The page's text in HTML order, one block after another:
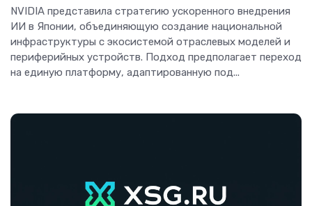
NVIDIA представила стратегию ускоренного внедрения
ИИ в Японии, объединяющую создание национальной
инфраструктуры с экосистемой отраслевых моделей и
периферийных устройств. Подход предполагает переход
на единую платформу, адаптированную под...